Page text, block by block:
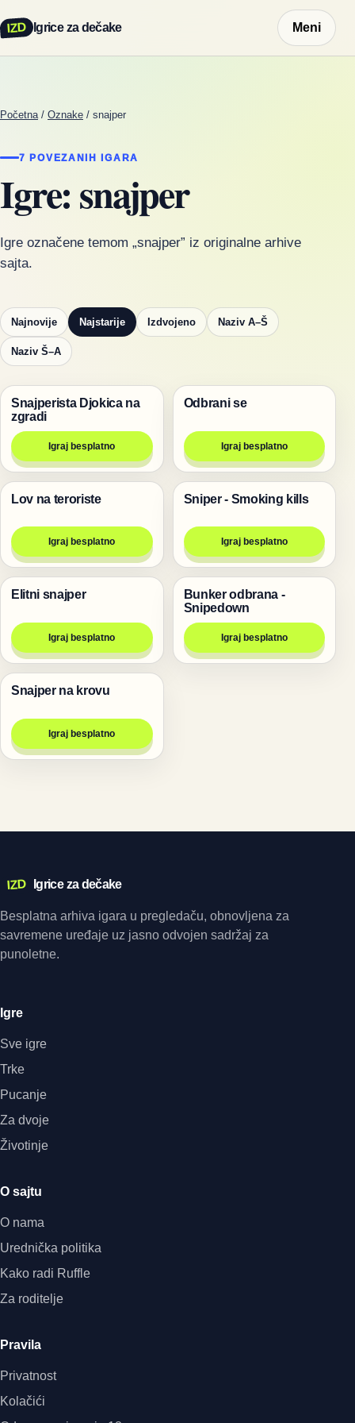
IZD Igrice za dečake Meni
Početna / Oznake / snajper
7 POVEZANIH IGARA
Igre: snajper
Igre označene temom „snajper” iz originalne arhive
sajta.
Najnovije Najstarije Izdvojeno Naziv A–Š
Naziv Š–A
Pucanje
Snajperista Djokica na
zgradi
Igraj besplatno
Pucanje
Odbrani se
Igraj besplatno
Pucanje
Lov na teroriste
Igraj besplatno
Pucanje
Sniper - Smoking kills
Igraj besplatno
Pucanje
Elitni snajper
Igraj besplatno
Pucanje
Bunker odbrana -
Snipedown
Igraj besplatno
Pucanje
Snajper na krovu
Igraj besplatno
IZD Igrice za dečake
Besplatna arhiva igara u pregledaču, obnovljena za
savremene uređaje uz jasno odvojen sadržaj za
punoletne.
Igre
Sve igre
Trke
Pucanje
Za dvoje
Životinje
O sajtu
O nama
Urednička politika
Kako radi Ruffle
Za roditelje
Pravila
Privatnost
Kolačići